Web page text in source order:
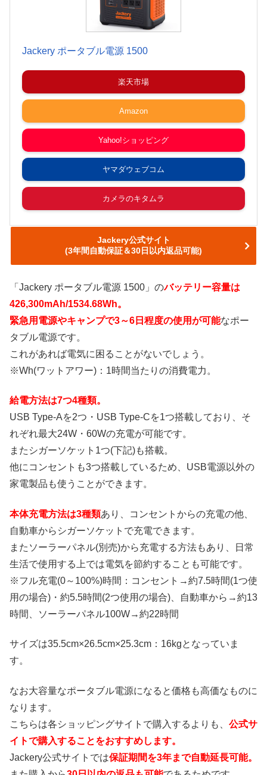
Jackery ポータブル電源 1500
楽天市場
Amazon
Yahoo!ショッピング
ヤマダウェブコム
カメラのキタムラ
Jackery公式サイト
(3年間自動保証＆30日以内返品可能)
「Jackery ポータブル電源 1500」のバッテリー容量は
426,300mAh/1534.68Wh。
緊急用電源やキャンプで3～6日程度の使用が可能なポー
タブル電源です。
これがあれば電気に困ることがないでしょう。
※Wh(ワットアワー)：1時間当たりの消費電力。
給電方法は7つ4種類。
USB Type-Aを2つ・USB Type-Cを1つ搭載しており、そ
れぞれ最大24W・60Wの充電が可能です。
またシガーソケット1つ(下記)も搭載。
他にコンセントも3つ搭載しているため、USB電源以外の
家電製品も使うことができます。
本体充電方法は3種類あり、コンセントからの充電の他、
自動車からシガーソケットで充電できます。
またソーラーパネル(別売)から充電する方法もあり、日常
生活で使用する上では電気を節約することも可能です。
※フル充電(0～100%)時間：コンセント→約7.5時間(1つ使
用の場合)・約5.5時間(2つ使用の場合)、自動車から→約13
時間、ソーラーパネル100W→約22時間
サイズは35.5cm×26.5cm×25.3cm：16kgとなっていま
す。
なお大容量なポータブル電源になると価格も高価なものに
なります。
こちらは各ショッピングサイトで購入するよりも、 公式サ
イトで購入することをおすすめします。
Jackery公式サイトでは保証期間を3年まで自動延長可能。